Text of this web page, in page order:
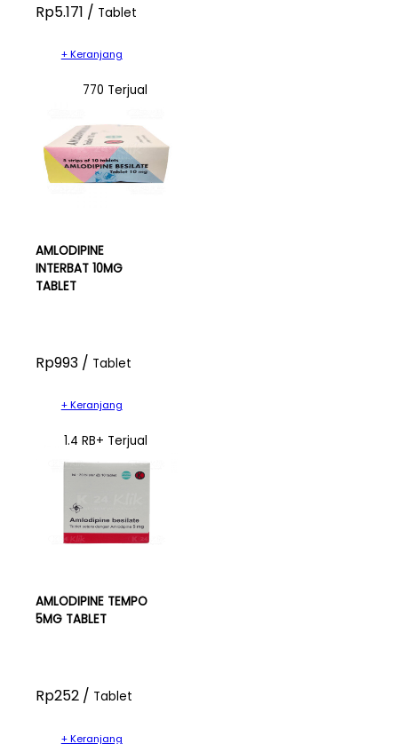
Rp5.171 / Tablet
+ Keranjang
770 Terjual
AMLODIPINE
INTERBAT 10MG
TABLET
Rp993 / Tablet
+ Keranjang
1.4 RB+ Terjual
AMLODIPINE TEMPO
5MG TABLET
Rp252 / Tablet
+ Keranjang